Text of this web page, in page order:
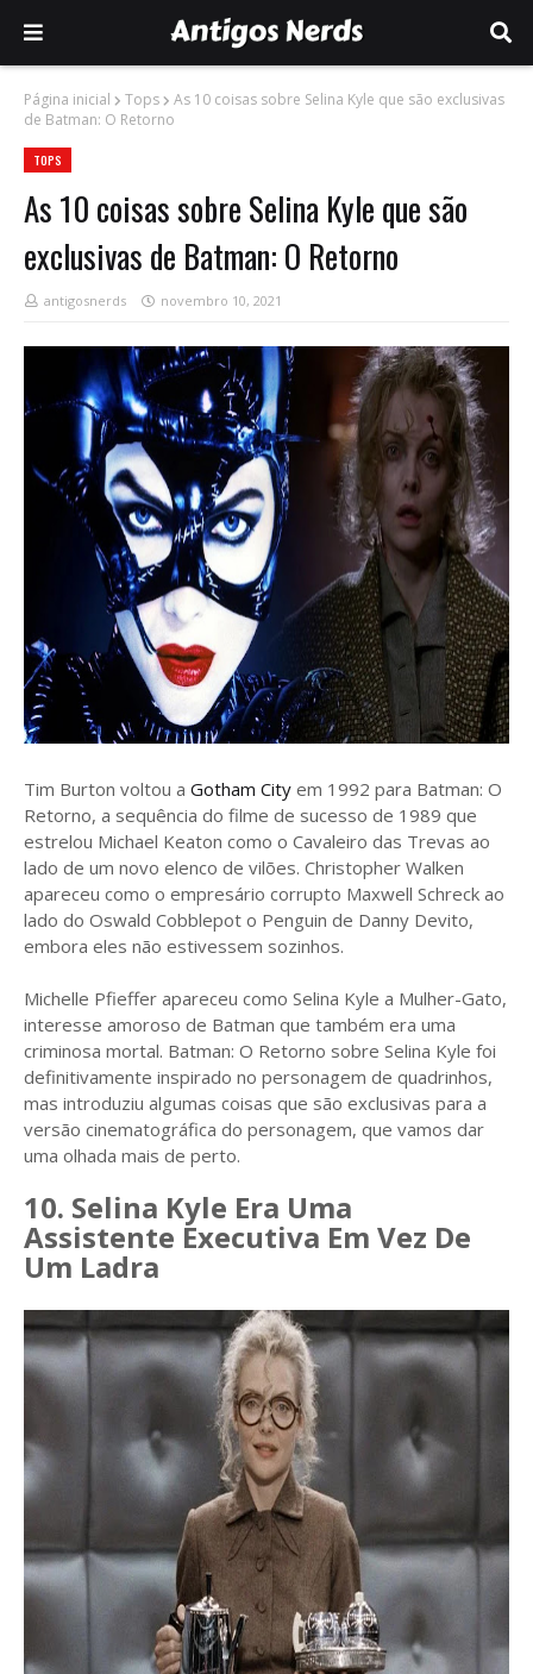
Página inicial Tops
As 10 coisas sobre Selina Kyle que são exclusivas
de Batman: O Retorno
TOPS
As 10 coisas sobre Selina Kyle que são
exclusivas de Batman: O Retorno
antigosnerds novembro 10, 2021
Tim Burton voltou a Gotham City em 1992 para Batman: O
Retorno, a sequência do filme de sucesso de 1989 que
estrelou Michael Keaton como o Cavaleiro das Trevas ao
lado de um novo elenco de vilões. Christopher Walken
apareceu como o empresário corrupto Maxwell Schreck ao
lado do Oswald Cobblepot o Penguin de Danny Devito,
embora eles não estivessem sozinhos.
Michelle Pfieffer apareceu como Selina Kyle a Mulher-Gato,
interesse amoroso de Batman que também era uma
criminosa mortal. Batman: O Retorno sobre Selina Kyle foi
definitivamente inspirado no personagem de quadrinhos,
mas introduziu algumas coisas que são exclusivas para a
versão cinematográfica do personagem, que vamos dar
uma olhada mais de perto.
10. Selina Kyle Era Uma
Assistente Executiva Em Vez De
Um Ladra